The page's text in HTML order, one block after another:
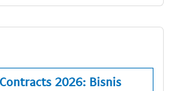
2026: Bisnis